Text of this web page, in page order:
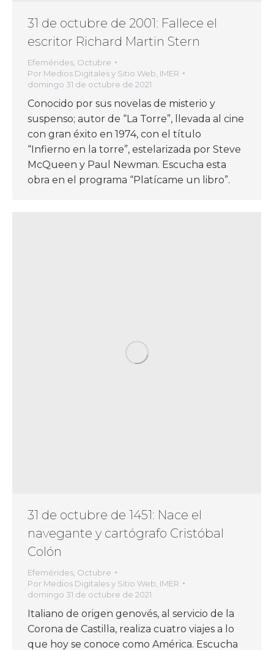
31 de octubre de 2001: Fallece el
escritor Richard Martin Stern
Efemérides, Octubre
Por Medios Digitales y Sitio Web, IMER
domingo 31 de octubre de 2021
Conocido por sus novelas de misterio y
suspenso; autor de “La Torre”, llevada al cine
con gran éxito en 1974, con el título
“Infierno en la torre”, estelarizada por Steve
McQueen y Paul Newman. Escucha esta
obra en el programa “Platícame un libro”.
31 de octubre de 1451: Nace el
navegante y cartógrafo Cristóbal
Colón
Efemérides, Octubre
Por Medios Digitales y Sitio Web, IMER
domingo 31 de octubre de 2021
Italiano de origen genovés, al servicio de la
Corona de Castilla, realiza cuatro viajes a lo
que hoy se conoce como América. Escucha